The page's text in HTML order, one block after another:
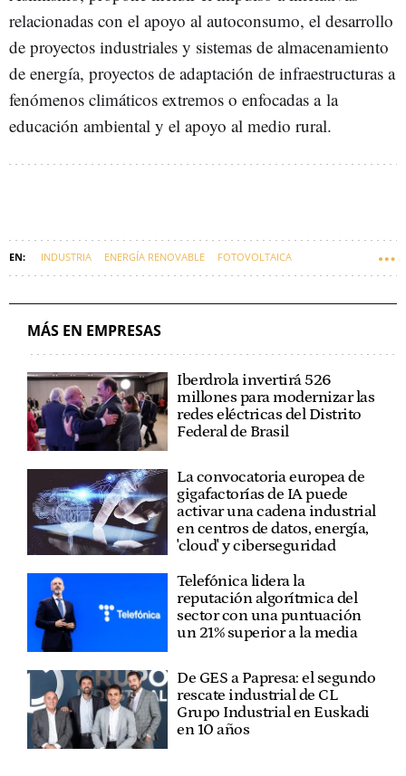
relacionadas con el apoyo al autoconsumo, el desarrollo
de proyectos industriales y sistemas de almacenamiento
de energía, proyectos de adaptación de infraestructuras a
fenómenos climáticos extremos o enfocadas a la
educación ambiental y el apoyo al medio rural.
INDUSTRIA ENERGÍA RENOVABLE FOTOVOLTAICA
MÁS EN EMPRESAS
Iberdrola invertirá 526
millones para modernizar las
redes eléctricas del Distrito
Federal de Brasil
La convocatoria europea de
gigafactorías de IA puede
activar una cadena industrial
en centros de datos, energía,
'cloud' y ciberseguridad
Telefónica lidera la
reputación algorítmica del
sector con una puntuación
un 21% superior a la media
De GES a Papresa: el segundo
rescate industrial de CL
Grupo Industrial en Euskadi
en 10 años